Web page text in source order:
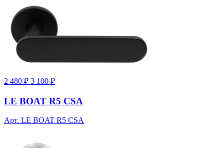
2 480 ₽ 3 100 ₽
LE BOAT R5 CSA
Арт. LE BOAT R5 CSA